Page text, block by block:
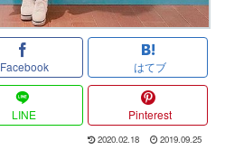
Facebook はてブ
LINE Pinterest
2020.02.18 2019.09.25